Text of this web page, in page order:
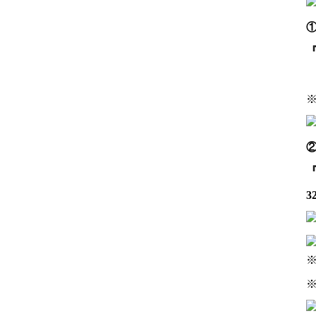
①
※
②
※
※